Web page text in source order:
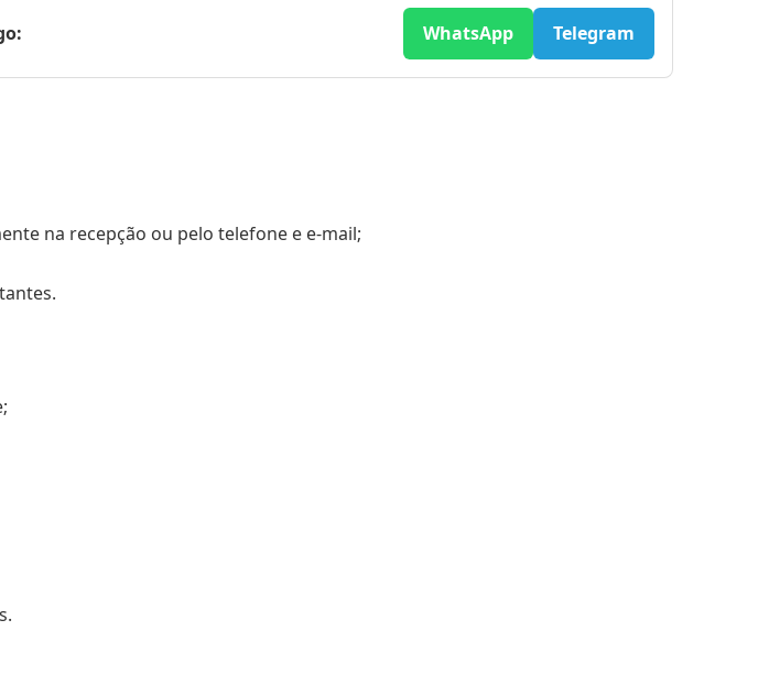
WhatsApp Telegram
na recepção ou pelo telefone e e-mail;